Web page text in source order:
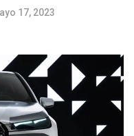
17, 2023